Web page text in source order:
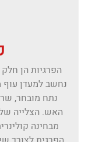
הפרגיות הן
נחשב למעדן עוף
נתח מובחר,
האש. הצלייה
מבחינה